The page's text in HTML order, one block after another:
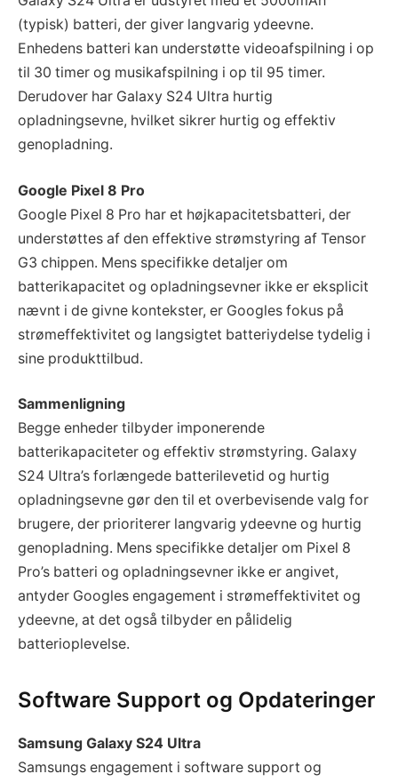
(typisk) batteri, der giver langvarig ydeevne.
Enhedens batteri kan understøtte videoafspilning i op
til 30 timer og musikafspilning i op til 95 timer.
Derudover har Galaxy S24 Ultra hurtig
opladningsevne, hvilket sikrer hurtig og effektiv
genopladning.
Google Pixel 8 Pro
Google Pixel 8 Pro har et højkapacitetsbatteri, der
understøttes af den effektive strømstyring af Tensor
G3 chippen. Mens specifikke detaljer om
batterikapacitet og opladningsevner ikke er eksplicit
nævnt i de givne kontekster, er Googles fokus på
strømeffektivitet og langsigtet batteriydelse tydelig i
sine produkttilbud.
Sammenligning
Begge enheder tilbyder imponerende
batterikapaciteter og effektiv strømstyring. Galaxy
S24 Ultra’s forlængede batterilevetid og hurtig
opladningsevne gør den til et overbevisende valg for
brugere, der prioriterer langvarig ydeevne og hurtig
genopladning. Mens specifikke detaljer om Pixel 8
Pro’s batteri og opladningsevner ikke er angivet,
antyder Googles engagement i strømeffektivitet og
ydeevne, at det også tilbyder en pålidelig
batterioplevelse.
Software Support og Opdateringer
Samsung Galaxy S24 Ultra
Samsungs engagement i software support og